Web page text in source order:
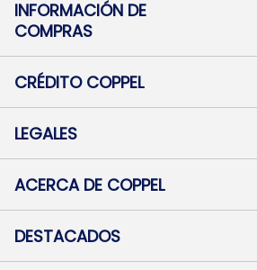
INFORMACIÓN DE
COMPRAS
Términos y condiciones
Botón de arrepentimiento
Mapa de sitio
CRÉDITO COPPEL
Solicitar Crédito
Medios de Pago
Pago Fácil Online
LEGALES
Baja contratos
Defensa al consumidor CABA
ACERCA DE COPPEL
Trabajá con Nosotros
Preguntas Frecuentes
DESTACADOS